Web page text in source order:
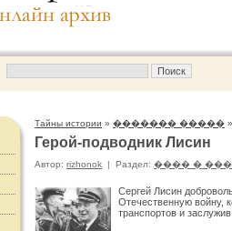
Тайны истории » ������� �����
Герой-подводник Лисин
Автор: rizhonok | Раздел: ���� �
Сергей Лисин
Отечественную войну,
транспортов и